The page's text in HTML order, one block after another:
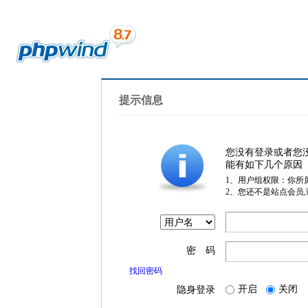
提示信息
您没有登录或者您
能有如下几个原因
1、用户组权限：你所
2、您还不是站点会员
密 码
找回密码
隐身登录 开启 关闭